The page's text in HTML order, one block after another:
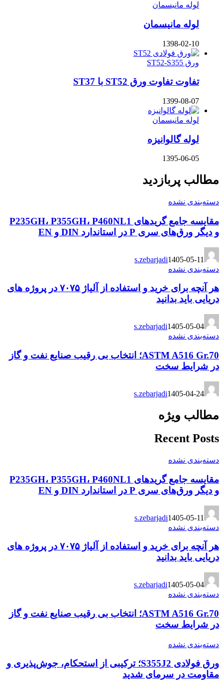
لوله مانیسمان
لوله مانیسمان
1398-02-10
ورق ST52-S355
تفاوت تفاوت ورق ST52 با ST37
1399-08-07
لوله مانیسمان
لوله گالوانیزه
1395-06-05
مطالب پربازدید
دسته‌بندی نشده
مقایسه جامع گریدهای P235GH، P355GH، P460NL1
و دیگر ورق‌های سری P در استاندارد DIN و EN
s.zebarjadi1405-05-11
دسته‌بندی نشده
هر آنچه برای خرید و استفاده از آلیاژ ۷۰۷۵ در پروژه های
دریایی باید بدانید
s.zebarjadi1405-05-04
دسته‌بندی نشده
ASTM A516 Gr.70؛ انتخاب بی رقیب صنایع نفت و گاز
در شرایط سخت
s.zebarjadi1405-04-24
مطالب ویژه
Recent Posts
دسته‌بندی نشده
مقایسه جامع گریدهای P235GH، P355GH، P460NL1
و دیگر ورق‌های سری P در استاندارد DIN و EN
s.zebarjadi1405-05-11
دسته‌بندی نشده
هر آنچه برای خرید و استفاده از آلیاژ ۷۰۷۵ در پروژه های
دریایی باید بدانید
s.zebarjadi1405-05-04
دسته‌بندی نشده
ASTM A516 Gr.70؛ انتخاب بی رقیب صنایع نفت و گاز
در شرایط سخت
دسته‌بندی نشده
ورق فولادی S355J2؛ ترکیبی از استحکام، جوش‌پذیری و
مقاومت در سرمای شدید